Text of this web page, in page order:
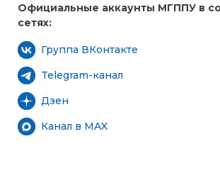
Официальные аккаунты МГППУ в
сетях:
Группа ВКонтакте
Telegram-канал
Дзен
Канал в MAX